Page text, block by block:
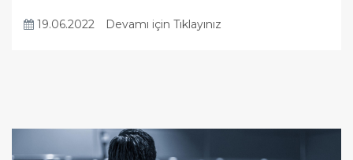
19.06.2022 Devamı için Tıklayınız